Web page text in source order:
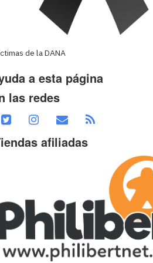
de la DANA
a esta página
las redes
afiliadas